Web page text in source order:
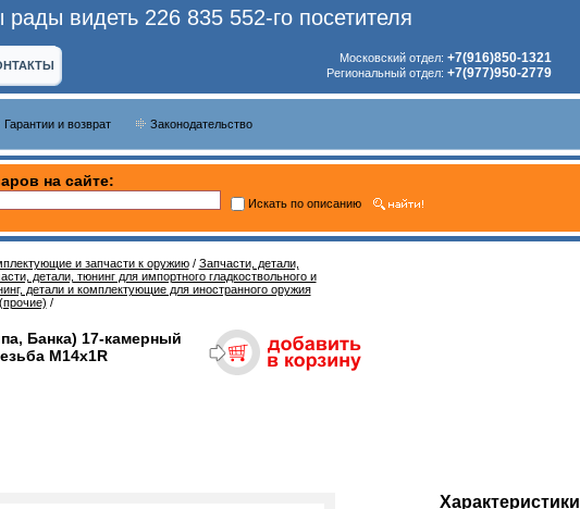
видеть 226 835 552-го посетителя
Московский отдел: +7(916)850-1321
Региональный отдел: +7(977)950-2779
Гарантии и возврат Законодательство
на сайте:
Искать по описанию
и запчасти к оружию/ Запчасти, детали,
детали, тюнинг для импортного гладкоствольного и
детали и комплектующие для иностранного оружия
/
Банка) 17-камерный
M14x1R
Характеристики